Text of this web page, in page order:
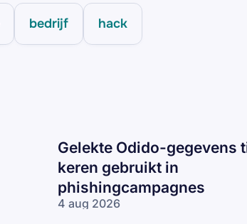
bedrijf hack
Gelekte Odido-gegevens
keren gebruikt in
phishingcampagnes
4 aug 2026